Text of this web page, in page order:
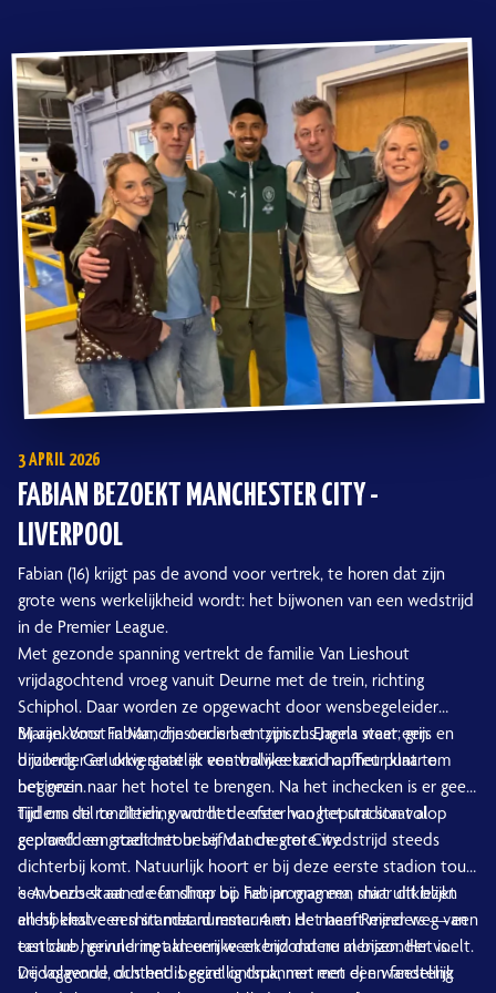
spelers! Hij heeft staan juichen, zwaaien (de spelers zwaaiden
naar hem terug!) en is op de foto gegaan met een paar spelers.
Hij is zelfs op TV geweest en werd door heel veel mensen uit z'n
omgeving herkend. Het hoogtepunt was dat hij met zijn
allergrootste held Joey Veerman op de foto is gegaan, die kwam
speciaal voor Raf nog terug!
3 APRIL 2026
FABIAN BEZOEKT MANCHESTER CITY -
LIVERPOOL
Fabian (16) krijgt pas de avond voor vertrek, te horen dat zijn
grote wens werkelijkheid wordt: het bijwonen van een wedstrijd
in de Premier League.
Met gezonde spanning vertrekt de familie Van Lieshout
vrijdagochtend vroeg vanuit Deurne met de trein, richting
Schiphol. Daar worden ze opgewacht door wensbegeleider
Marije. Voor Fabian, zijn ouders en zijn zus Janna staat een
bijzonder en onvergetelijk voetbalweekend op het punt te
beginnen.
Bij aankomst in Manchester is het typisch Engels weer; grijs en
druilerig. Gelukkig staat er een vrolijke taxichauffeur klaar om
het gezin naar het hotel te brengen. Na het inchecken is er geen
tijd om stil te zitten, want het eerste hoogtepunt staat al
gepland: een stadiontour bij Manchester City.
Tijdens de rondleiding wordt de sfeer van het stadion volop
geproefd en groeit het besef dat de grote wedstrijd steeds
dichterbij komt. Natuurlijk hoort er bij deze eerste stadion tour,
een bezoek aan de fanshop bij. Fabian mag een shirt uitkiezen
en hij kiest een shirt met nummer 4 en de naam Reijnders — een
tastbare herinnering aan een weekend dat nu al bijzonder voelt.
’s Avonds staat er een diner op het programma, maar dit blijkt
allesbehalve een standaard restaurant. Het heeft meer weg van
een club, gevuld met kleurrijke en bijzondere mensen. Het is
vrijdagavond, dus het is gezellig druk, met een dj en feestelijk
De volgende ochtend begint ontspannen met een wandeling